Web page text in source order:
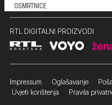
OSMRTNICE
RTL DIGITALNI PROIZVODI
Impressum Oglašavanje
Uvjeti korištenja Pravila